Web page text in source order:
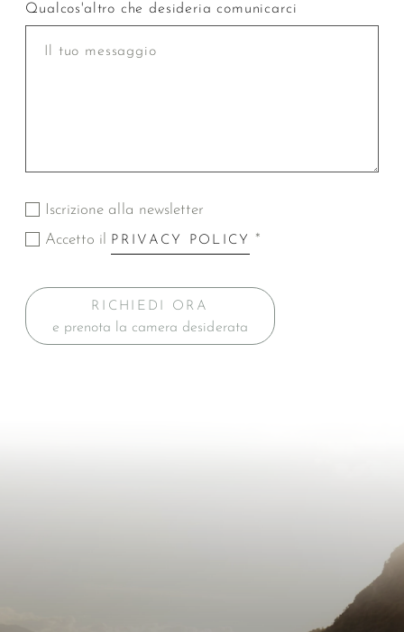
Qualcos'altro che desideria comunicarci
Iscrizione alla newsletter
Accetto il
PRIVACY POLICY *
RICHIEDI ORA
e prenota la camera desiderata